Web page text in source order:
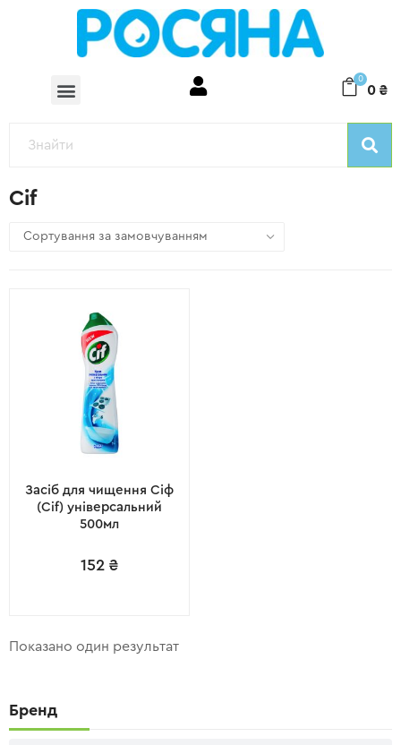
0
0 ₴
Cif
Засіб для чищення Сіф
(Cif) універсальний
500мл
152 ₴
Показано один результат
Бренд